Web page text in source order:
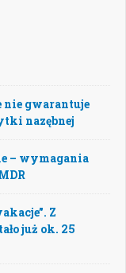
nie gwarantuje
nazębnej
– wymagania
Z
już ok. 25